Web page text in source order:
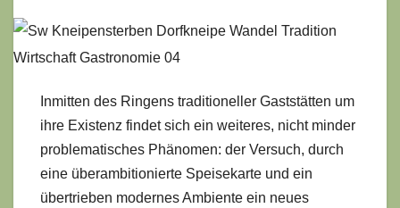
Inmitten des Ringens traditioneller Gaststätten um
ihre Existenz findet sich ein weiteres, nicht minder
problematisches Phänomen: der Versuch, durch
eine überambitionierte Speisekarte und ein
übertrieben modernes Ambiente ein neues